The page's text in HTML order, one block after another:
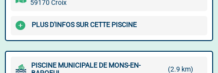
59170 Croix
PLUS D'INFOS SUR CETTE PISCINE
PISCINE MUNICIPALE DE MONS-EN-
(2.9 km)